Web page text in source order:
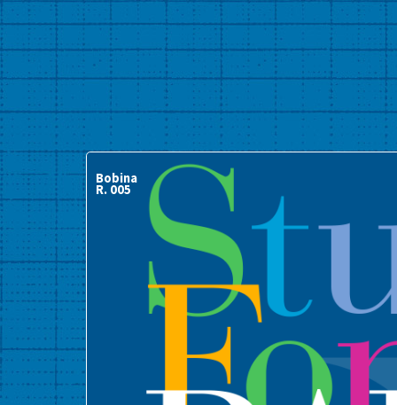
Bobina
R. 005